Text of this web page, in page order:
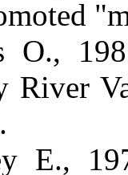
O.,
River
E.,